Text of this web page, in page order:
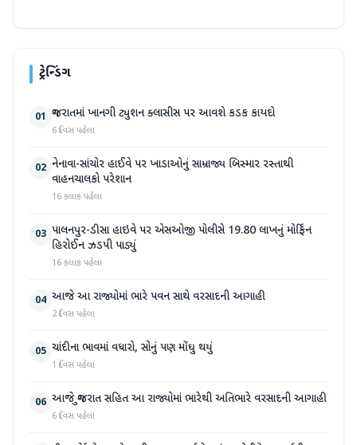
ટ્રેન્ડિંગ
01 ગુજરાતમાં ખાનગી ટ્યુશન ક્લાસીસ પર આવશે કડક કાયદો
6 દિવસ પહેલા
02 નેનાવા-સાંચોર હાઈવે પર ખાડાઓનું સામ્રાજ્ય બિસ્માર રસ્તાથી
વાહનચાલકો પરેશાન
16 કલાક પહેલા
03 પાલનપુર-ડીસા હાઇવે પર એસઓજી પોલીસે 19.80 લાખનું મોર્ફિન
હિરોઈન ઝડપી પાડ્યું
16 કલાક પહેલા
04 આજે આ રાજ્યોમાં ભારે પવન સાથે વરસાદની આગાહી
2 દિવસ પહેલા
05 ચાંદીના ભાવમાં વધારો, સોનું પણ મોંઘુ થયું
1 દિવસ પહેલા
06 આજે ગુજરાત સહિત આ રાજ્યોમાં ભારેથી અતિભારે વરસાદની આગાહી
6 દિવસ પહેલા